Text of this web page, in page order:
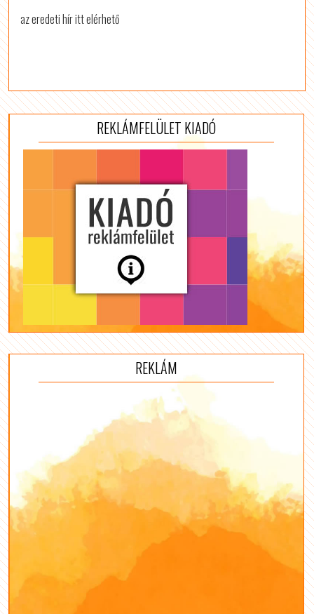
az eredeti hír itt elérhető
REKLÁMFELÜLET KIADÓ
REKLÁM